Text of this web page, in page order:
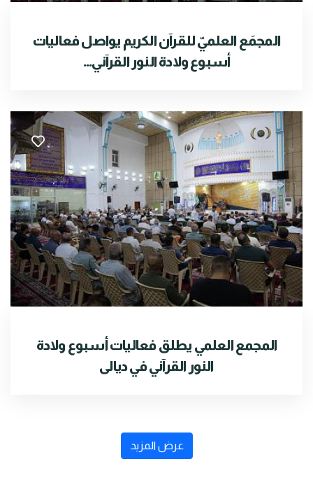
المجمَع العلميّ للقرآن الكريم يواصل فعاليات
أسبوع ولادة النور القرآني...
المجمع العلمي يطلق فعاليات أسبوع ولادة
النور القرآني في ديالى
عرض المزيد